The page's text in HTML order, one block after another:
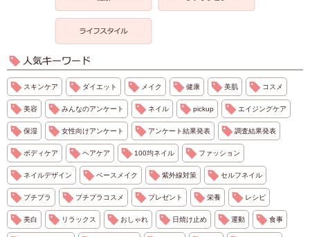
スキンケア ダイエット メイク 健康 美肌 コスメ
美容 みんなのアンケート ネイル pickup エイジングケア
保湿 女性向けアンケート アンケート結果発表 調査結果発表
ボディケア ヘアケア 100均ネイル ファッション
ネイルデザイン ベースメイク 紫外線対策 セルフネイル
プチプラ プチプラコスメ プレゼント 栄養 レシピ
美白 リラックス おしゃれ 日焼け止め 運動 食事